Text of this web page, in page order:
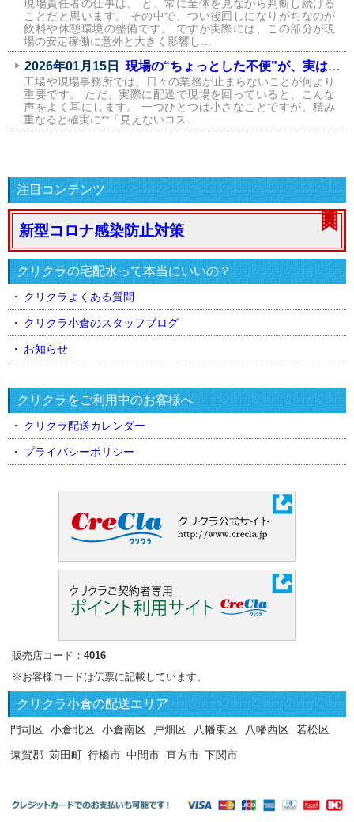
現場責任者の仕事は、 と、常に全体を見ながら判断し続ける
ことだと思います。 その中で、つい後回しになりがちなのが
飲料や休憩環境の整備です。 ですが実際には、この部分が現
場の安定稼働に意外と大きく影響し…
2026年01月15日 現場の“ちょっとした不便”が、実はコストになっている話
工場や現場事務所では、日々の業務が止まらないことが何より
重要です。 ただ、実際に配送で現場を回っていると、こんな
声をよく耳にします。 一つひとつは小さなことですが、積み
重なると確実に**「見えないコス…
注目コンテンツ
新型コロナ感染防止対策
クリクラの宅配水って本当にいいの？
クリクラよくある質問
クリクラ小倉のスタッフブログ
お知らせ
クリクラをご利用中のお客様へ
クリクラ配送カレンダー
プライバシーポリシー
販売店コード： 4016
※お客様コードは伝票に記載しています。
クリクラ小倉の配送エリア
門司区 小倉北区 小倉南区 戸畑区 八幡東区 八幡西区 若松区
遠賀郡 苅田町 行橋市 中間市 直方市 下関市